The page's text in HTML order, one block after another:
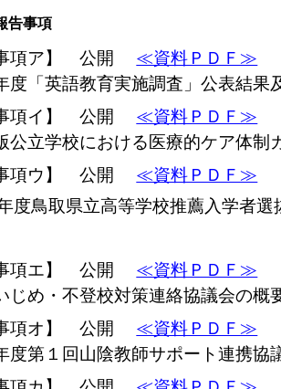
告事項
事項ア】 公開
≪資料ＰＤＦ≫
度「英語教育実施調査」公表結果
事項イ】 公開
≪資料ＰＤＦ≫
公立学校における医療的ケア体制
事項ウ】 公開
≪資料ＰＤＦ≫
度鳥取県立高等学校推薦入学者
事項エ】 公開
≪資料ＰＤＦ≫
じめ・不登校対策連絡協議会の概
事項オ】 公開
≪資料ＰＤＦ≫
度第１回山陰教師サポート連携協